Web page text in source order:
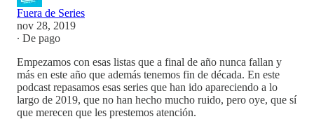
Fuera de Series
nov 28, 2019
∙ De pago
Empezamos con esas listas que a final de año nunca fallan y
más en este año que además tenemos fin de década. En este
podcast repasamos esas series que han ido apareciendo a lo
largo de 2019, que no han hecho mucho ruido, pero oye, que sí
que merecen que les prestemos atención.